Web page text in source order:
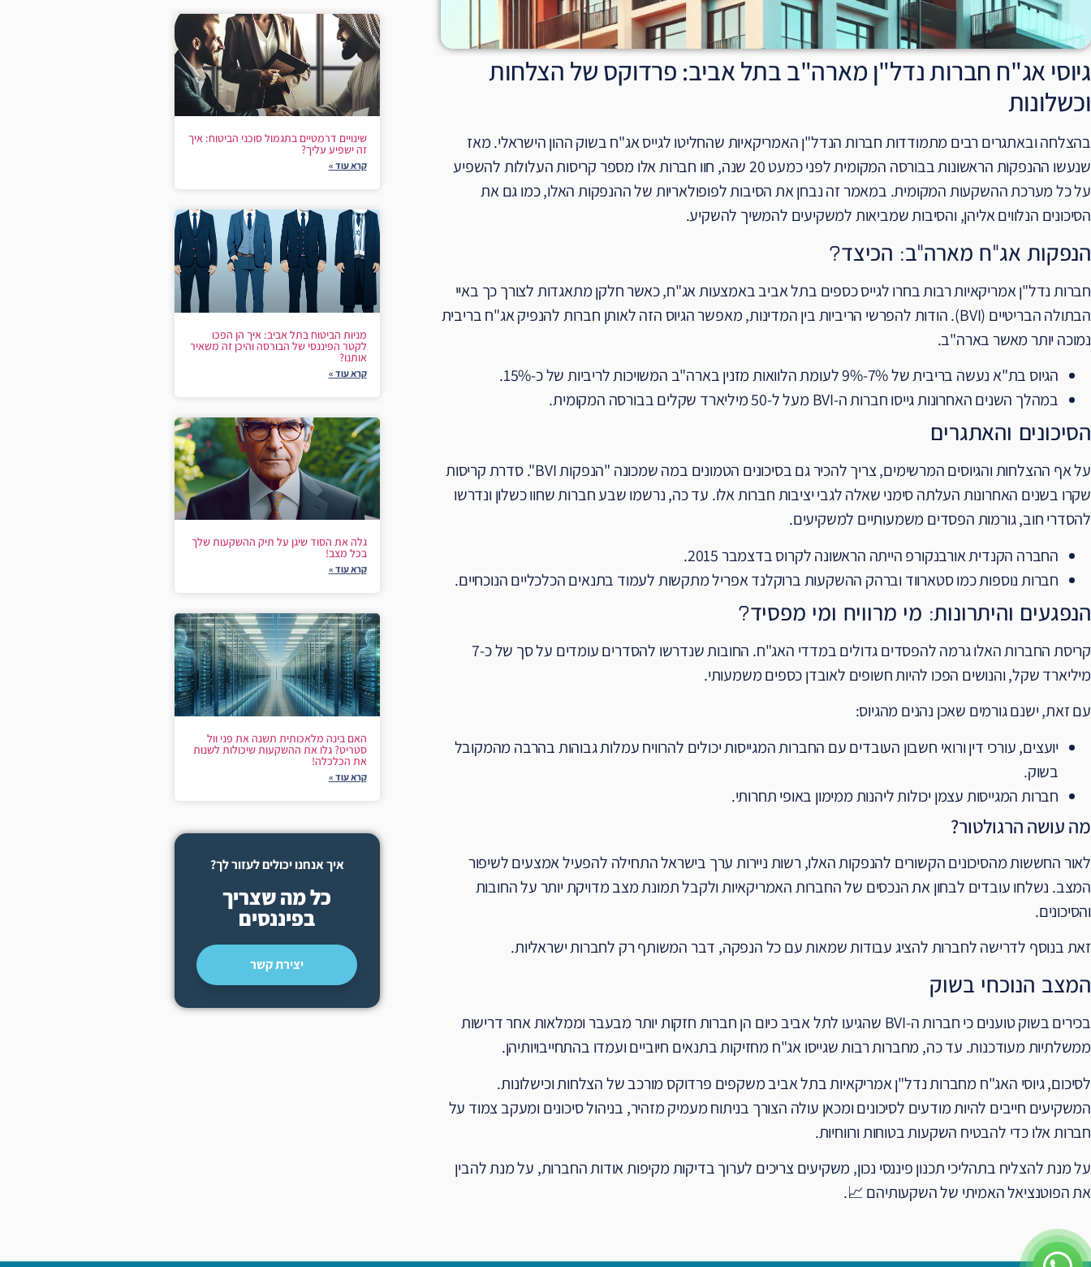
גיוסי אג"ח חברות נדל"ן מארה"ב בתל אביב: פרדוקס של הצלחות
וכשלונות
בהצלחה ובאתגרים רבים מתמודדות חברות הנדל"ן האמריקאיות שהחליטו לגייס אג"ח בשוק ההון הישראלי. מאז
שנעשו ההנפקות הראשונות בבורסה המקומית לפני כמעט 20 שנה, חוו חברות אלו מספר קריסות העלולות להשפיע
על כל מערכת ההשקעות המקומית. במאמר זה נבחן את הסיבות לפופולאריות של ההנפקות האלו, כמו גם את
הסיכונים הנלווים אליהן, והסיבות שמביאות למשקיעים להמשיך להשקיע.
הנפקות אג"ח מארה"ב: הכיצד?
חברות נדל"ן אמריקאיות רבות בחרו לגייס כספים בתל אביב באמצעות אג"ח, כאשר חלקן מתאגדות לצורך כך באיי
הבתולה הבריטיים (BVI). הודות להפרשי הריביות בין המדינות, מאפשר הגיוס הזה לאותן חברות להנפיק אג"ח בריבית
נמוכה יותר מאשר בארה"ב.
הגיוס בת"א נעשה בריבית של 7%-9% לעומת הלוואות מזנין בארה"ב המשויכות לריביות של כ-15%.
במהלך השנים האחרונות גייסו חברות ה-BVI מעל ל-50 מיליארד שקלים בבורסה המקומית.
הסיכונים והאתגרים
על אף ההצלחות והגיוסים המרשימים, צריך להכיר גם בסיכונים הטמונים במה שמכונה "הנפקות BVI". סדרת קריסות
שקרו בשנים האחרונות העלתה סימני שאלה לגבי יציבות חברות אלו. עד כה, נרשמו שבע חברות שחוו כשלון ונדרשו
להסדרי חוב, גורמות הפסדים משמעותיים למשקיעים.
החברה הקנדית אורבנקורפ הייתה הראשונה לקרוס בדצמבר 2015.
חברות נוספות כמו סטארווד וברהק ההשקעות ברוקלנד אפריל מתקשות לעמוד בתנאים הכלכליים הנוכחיים.
הנפגעים והיתרונות: מי מרוויח ומי מפסיד?
קריסת החברות האלו גרמה להפסדים גדולים במדדי האג"ח. החובות שנדרשו להסדרים עומדים על סך של כ-7
מיליארד שקל, והנושים הפכו להיות חשופים לאובדן כספים משמעותי.
עם זאת, ישנם גורמים שאכן נהנים מהגיוס:
יועצים, עורכי דין ורואי חשבון העובדים עם החברות המגייסות יכולים להרוויח עמלות גבוהות בהרבה מהמקובל
בשוק.
חברות המגייסות עצמן יכולות ליהנות ממימון באופי תחרותי.
מה עושה הרגולטור?
לאור החששות מהסיכונים הקשורים להנפקות האלו, רשות ניירות ערך בישראל התחילה להפעיל אמצעים לשיפור
המצב. נשלחו עובדים לבחון את הנכסים של החברות האמריקאיות ולקבל תמונת מצב מדויקת יותר על החובות
והסיכונים.
זאת בנוסף לדרישה לחברות להציג עבודות שמאות עם כל הנפקה, דבר המשותף רק לחברות ישראליות.
המצב הנוכחי בשוק
בכירים בשוק טוענים כי חברות ה-BVI שהגיעו לתל אביב כיום הן חברות חזקות יותר מבעבר וממלאות אחר דרישות
ממשלתיות מעודכנות. עד כה, מחברות רבות שגייסו אג"ח מחזיקות בתנאים חיוביים ועמדו בהתחייבויותיהן.
לסיכום, גיוסי האג"ח מחברות נדל"ן אמריקאיות בתל אביב משקפים פרדוקס מורכב של הצלחות וכישלונות.
המשקיעים חייבים להיות מודעים לסיכונים ומכאן עולה הצורך בניתוח מעמיק מזהיר, בניהול סיכונים ומעקב צמוד על
חברות אלו כדי להבטיח השקעות בטוחות ורווחיות.
על מנת להצליח בתהליכי תכנון פיננסי נכון, משקיעים צריכים לערוך בדיקות מקיפות אודות החברות, על מנת להבין
את הפוטנציאל האמיתי של השקעותיהם 📈.
שינויים דרמטיים בתגמול סוכני הביטוח: איך
זה ישפיע עליך?
קרא עוד »
מניות הביטוח בתל אביב: איך הן הפכו
לקטר הפיננסי של הבורסה והיכן זה משאיר
אותנו?
קרא עוד »
גלה את הסוד שיגן על תיק ההשקעות שלך
בכל מצב!
קרא עוד »
האם בינה מלאכותית תשנה את פני וול
סטריט? גלו את ההשקעות שיכולות לשנות
את הכלכלה!
קרא עוד »
איך אנחנו יכולים לעזור לך?
כל מה שצריך
בפיננסים
יצירת קשר